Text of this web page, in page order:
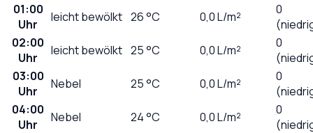
01:00
Uhr
leicht bewölkt 26°C 0,0L/m²
0
02:00
Uhr
leicht bewölkt 25°C 0,0L/m²
0
03:00
Uhr
Nebel 25°C 0,0L/m²
0
04:00
Uhr
Nebel 24°C 0,0L/m²
0